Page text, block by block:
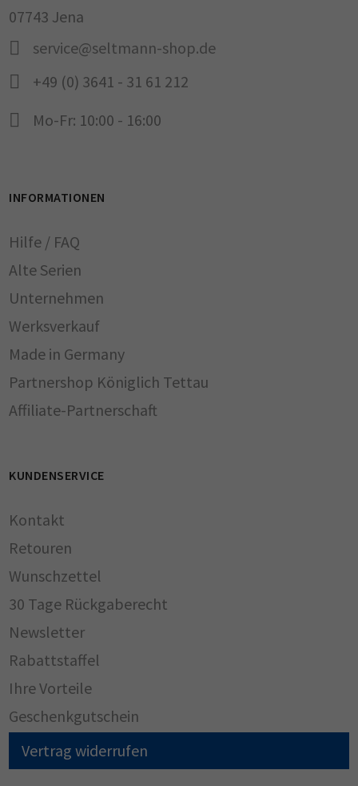
07743 Jena
service@seltmann-shop.de
+49 (0) 3641 - 31 61 212
Mo-Fr: 10:00 - 16:00
INFORMATIONEN
Hilfe / FAQ
Alte Serien
Unternehmen
Werksverkauf
Made in Germany
Partnershop Königlich Tettau
Affiliate-Partnerschaft
KUNDENSERVICE
Kontakt
Retouren
Wunschzettel
30 Tage Rückgaberecht
Newsletter
Rabattstaffel
Ihre Vorteile
Geschenkgutschein
Vertrag widerrufen